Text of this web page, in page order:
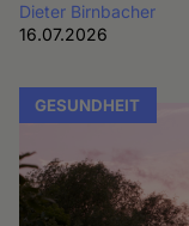
Dieter Birnbacher
16.07.2026
GESUNDHEIT